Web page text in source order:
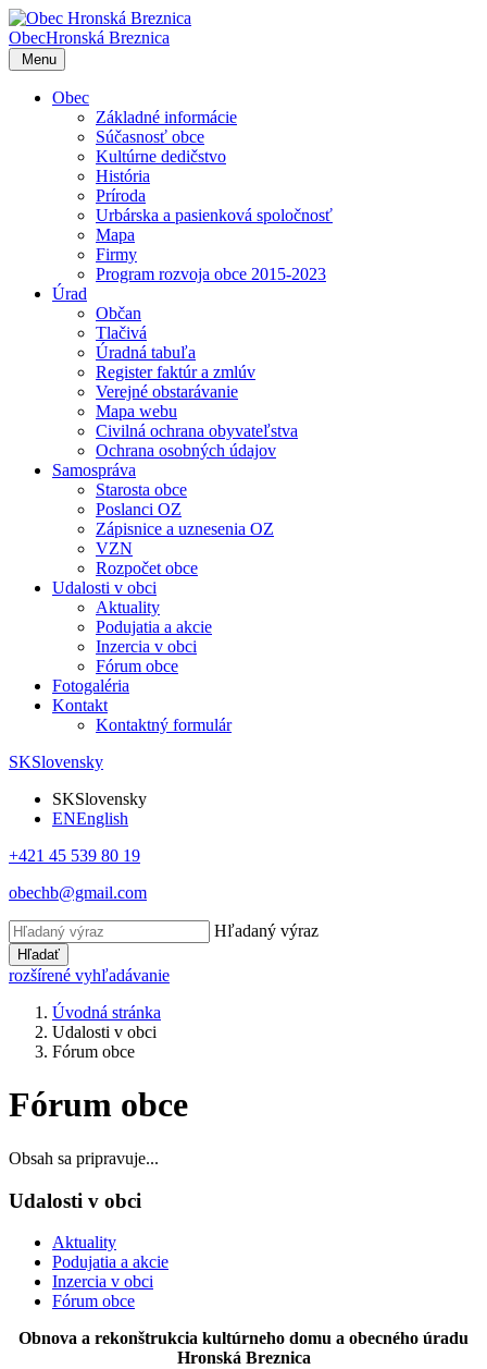
ObecHronská Breznica
Menu
Obec
Základné informácie
Súčasnosť obce
Kultúrne dedičstvo
História
Príroda
Urbárska a pasienková spoločnosť
Mapa
Firmy
Program rozvoja obce 2015-2023
Úrad
Občan
Tlačivá
Úradná tabuľa
Register faktúr a zmlúv
Verejné obstarávanie
Mapa webu
Civilná ochrana obyvateľstva
Ochrana osobných údajov
Samospráva
Starosta obce
Poslanci OZ
Zápisnice a uznesenia OZ
VZN
Rozpočet obce
Udalosti v obci
Aktuality
Podujatia a akcie
Inzercia v obci
Fórum obce
Fotogaléria
Kontakt
Kontaktný formulár
SKSlovensky
SKSlovensky
ENEnglish
+421 45 539 80 19
obechb@gmail.com
Hľadaný výraz
Hľadať
rozšírené vyhľadávanie
Úvodná stránka
Udalosti v obci
Fórum obce
Fórum obce
Obsah sa pripravuje...
Udalosti v obci
Aktuality
Podujatia a akcie
Inzercia v obci
Fórum obce
Obnova a rekonštrukcia kultúrneho domu a obecného úradu
Hronská Breznica